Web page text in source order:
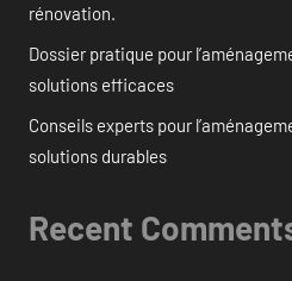
rénovation.
Dossier pratique pour
solutions efficaces
Conseils experts pour
solutions durables
Recent